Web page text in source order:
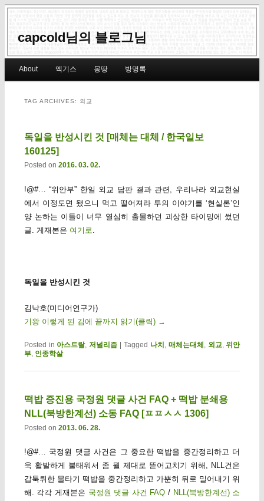
capcold님의 블로그님
Skip to primary content
Skip to secondary content
About 엑기스 몽땅 방명록
TAG ARCHIVES: 외교
독일을 반성시킨 것 [매체는 대체 / 한국일보
160125]
Posted on 2016. 03. 02.
!@#… “위안부” 한일 외교 담판 결과 관련, 우리나라 외교현실
에서 이정도면 됐으니 먹고 떨어져라 투의 이야기를 ‘현실론’인
양 논하는 이들이 너무 열심히 출몰하던 괴상한 타이밍에 썼던
글. 게재본은 여기로
독일을 반성시킨 것
김낙호(미디어연구가)
기왕 이렇게 된 김에 끝까지 읽기(클릭) →
Posted in 아스트랄,저널리즘 Tagged 나치 , 매체는대체 , 외교,위안
부, 인종학살
떡밥 증진용 국정원 댓글 사건 FAQ + 떡밥 분쇄용
NLL(북방한계선) 소동 FAQ [ㅍㅍㅅㅅ 1306]
Posted on 2013. 06. 28.
!@#… 국정원 댓글 사건은 그 중요한 떡밥을 중간정리하고 더
욱 활발하게 불태워서 좀 뭘 제대로 뜯어고치기 위해, NLL건은
갑툭튀한 물타기 떡밥을 중간정리하고 가뿐히 뒤로 밀어내기 위
해. 각각 게재본은 국정원 댓글 사건 FAQ / NLL(북방한계선) 소